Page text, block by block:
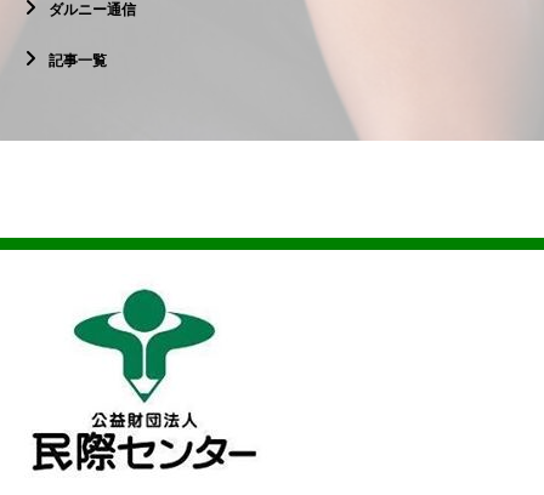
ダルニー通信
記事一覧